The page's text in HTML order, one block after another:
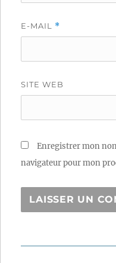
E-MAIL *
SITE WEB
Enregistrer mon
navigateur pour mon